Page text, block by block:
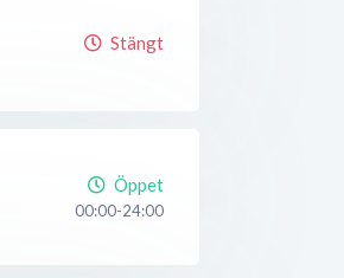
Stängt
Öppet
00:00-24:00